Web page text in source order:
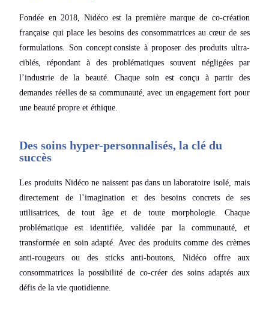
Fondée en 2018, Nidéco est la première marque de co-création
française qui place les besoins des consommatrices au cœur de ses
formulations. Son concept consiste à proposer des produits ultra-
ciblés, répondant à des problématiques souvent négligées par
l’industrie de la beauté. Chaque soin est conçu à partir des
demandes réelles de sa communauté, avec un engagement fort pour
une beauté propre et éthique.
Des soins hyper-personnalisés, la clé du
succès
Les produits Nidéco ne naissent pas dans un laboratoire isolé, mais
directement de l’imagination et des besoins concrets de ses
utilisatrices, de tout âge et de toute morphologie. Chaque
problématique est identifiée, validée par la communauté, et
transformée en soin adapté. Avec des produits comme des crèmes
anti-rougeurs ou des sticks anti-boutons, Nidéco offre aux
consommatrices la possibilité de co-créer des soins adaptés aux
défis de la vie quotidienne.